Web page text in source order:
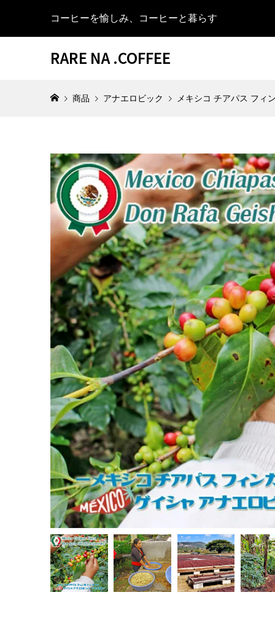
コーヒーを愉しみ、コーヒーと暮らす
RARE NA .COFFEE
商品 アナエロビック メキシコ チアパス フィ